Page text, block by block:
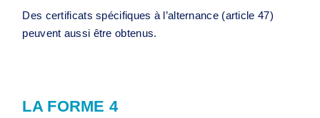
Des certificats spécifiques à l’alternance (article 47)
peuvent aussi être obtenus.
LA FORME 4